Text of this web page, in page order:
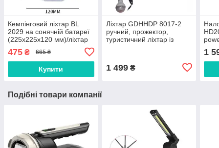
Кемпінговий ліхтар BL
2029 на сонячній батареї
(225х225х120 мм)/ліхтар
475 ₴ 665 ₴
Купити
Ліхтар GDHHDP 8017-2
ручний, прожектор,
туристичний ліхтар із
1 499₴
1
Подібні товари компанії